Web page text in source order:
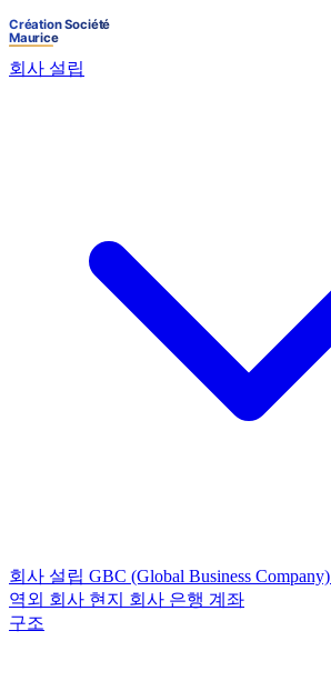
회사 설립
회사 설립 GBC (Global Business Company)
역외 회사 현지 회사 은행 계좌
구조